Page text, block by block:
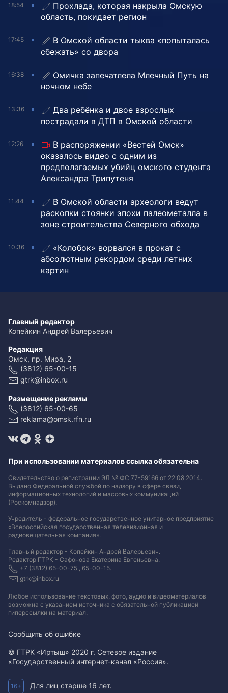
18:54
Прохлада, которая накрыла Омскую
область, покидает регион
17:45
В Омской области тыква «попыталась
сбежать» со двора
16:38
Омичка запечатлела Млечный Путь на
ночном небе
13:36
Два ребёнка и двое взрослых
пострадали в ДТП в Омской области
12:26
В распоряжении «Вестей Омск»
оказалось видео с одним из
предполагаемых убийц омского студента
Александра Трипутеня
11:44
В Омской области археологи ведут
раскопки стоянки эпохи палеометалла в
зоне строительства Северного обхода
10:36
«Колобок» ворвался в прокат с
абсолютным рекордом среди летних
картин
Главный редактор
Копейкин Андрей Валерьевич
Редакция
Омск, пр. Мира, 2
(3812) 65-00-15
gtrk@inbox.ru
Размещение рекламы
(3812) 65-00-65
reklama@omsk.rfn.ru
При использовании материалов ссылка обязательна
Свидетельство о регистрации ЭЛ № ФС 77-59166 от 22.08.2014.
Выдано Федеральной службой по надзору в сфере связи,
информационных технологий и массовых коммуникаций
(Роскомнадзор).
Учредитель - федеральное государственное унитарное предприятие
«Всероссийская государственная телевизионная и
радиовещательная компания».
Главный редактор - Копейкин Андрей Валерьевич.
Редактор ГТРК - Сафонова Екатерина Евгеньевна.
+7 (3812) 65-00-75 , 65-00-15.
gtrk@inbox.ru
Любое использование текстовых, фото, аудио и видеоматериалов
возможна с указанием источника с обязательной публикацией
гиперссылки на материал.
Сообщить об ошибке
© ГТРК «Иртыш» 2020 г. Сетевое издание
«Государственный интернет-канал «Россия».
16+ Для лиц старше 16 лет.